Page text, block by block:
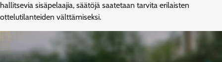
hallitsevia sisäpelaajia, säätöjä saatetaan tarvita erilaisten
ottelutilanteiden välttämiseksi.